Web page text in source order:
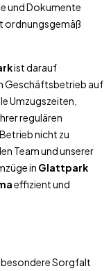
und Dokumente
ordnungsgemäß
ist darauf
Geschäftsbetrieb auf
Umzugszeiten,
regulären
nicht zu
Team und unserer
in Glattpark
effizient und
Sorgfalt